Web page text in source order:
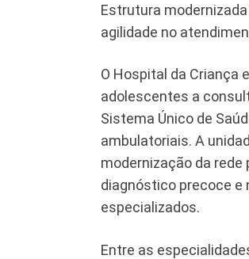
Estrutura
agilidade no
O Hospital da Criança
adolescentes a
Sistema Único de
ambulatoriais. A
modernização da
diagnóstico precoce e
especializados.
Entre as